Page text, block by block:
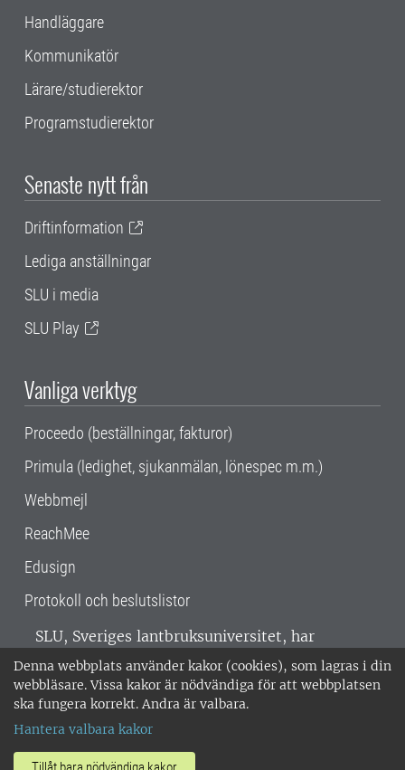
Denna webbplats använder kakor (cookies), som lagras i din
webbläsare. Vissa kakor är nödvändiga för att webbplatsen
ska fungera korrekt. Andra är valbara.
Hantera valbara kakor
Handläggare
Kommunikatör
Lärare/studierektor
Programstudierektor
Senaste nytt från
Driftinformation
Lediga anställningar
SLU i media
SLU Play
Vanliga verktyg
Proceedo (beställningar, fakturor)
Primula (ledighet, sjukanmälan, lönespec m.m.)
Webbmejl
ReachMee
Edusign
Protokoll och beslutslistor
SLU, Sveriges lantbruksuniversitet, har
verksamhet över hela Sverige. Huvudorter är
Alnarp, Uppsala och Umeå.SLU är
miljöcertifierat enligt ISO 14001. •
018-67 10 00 • Org nr: 202100-2817 •
Om SLU:s webbplatser